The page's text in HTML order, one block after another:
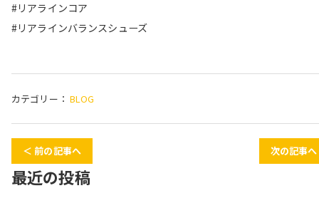
#リアラインコア
#リアラインバランスシューズ
カテゴリー： BLOG
＜ 前の記事へ 次の記事
最近の投稿